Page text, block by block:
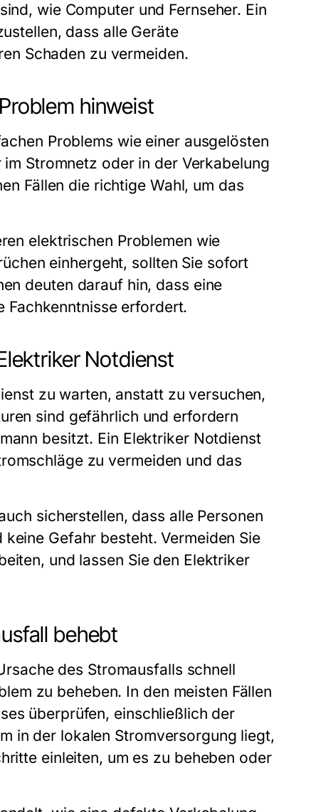
wie Computer und Fernseher. Ein
dass alle Geräte
Schaden zu vermeiden.
hinweist
Problems wie einer ausgelösten
Stromnetz oder in der Verkabelung
Fällen die richtige Wahl, um das
elektrischen Problemen wie
einhergeht, sollten Sie sofort
deuten darauf hin, dass eine
erfordert.
Notdienst
zu warten, anstatt zu versuchen,
sind gefährlich und erfordern
besitzt. Ein Elektriker Notdienst
zu vermeiden und das
sicherstellen, dass alle Personen
Gefahr besteht. Vermeiden Sie
und lassen Sie den Elektriker
behebt
des Stromausfalls schnell
zu beheben. In den meisten Fällen
überprüfen, einschließlich der
in der lokalen Stromversorgung liegt,
einleiten, um es zu beheben oder